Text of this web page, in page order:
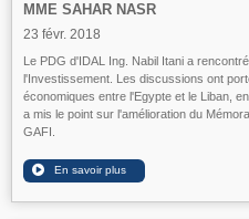
MME SAHAR NASR
23 févr. 2018
Le PDG d'IDAL Ing. Nabil Itani a
l'Investissement. Les discussions ont
économiques entre l'Egypte et le Liban,
a mis le point sur l'amélioration du
GAFI.